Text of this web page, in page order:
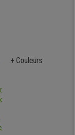
+ Couleurs